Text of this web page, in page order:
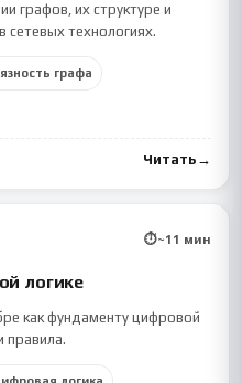
графов, их структуре и
сетевых технологиях.
графа
Читать →
⏱~11 мин
логике
как фундаменту цифровой
правила.